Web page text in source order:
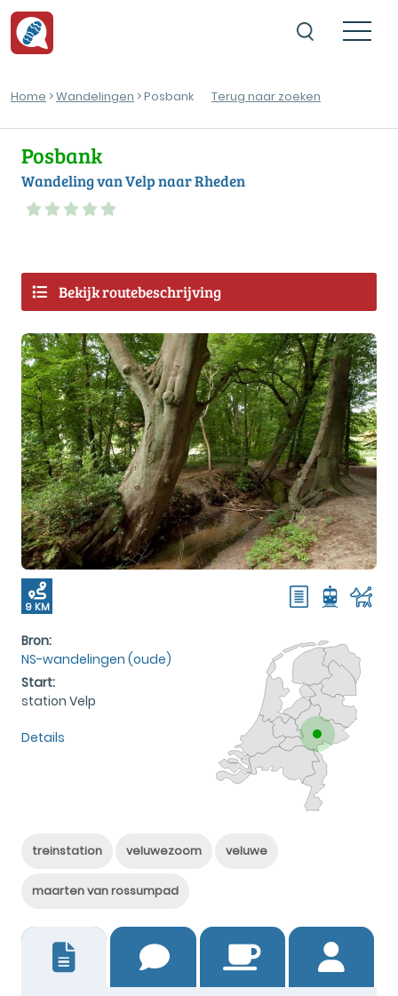
Home >Wandelingen > Posbank Terug naar zoeken
Posbank
Wandeling van Velp naar Rheden
Bekijk routebeschrijving
9 KM
Bron:
NS-wandelingen (oude)
Start:
station Velp
Details
treinstation veluwezoom veluwe
maarten van rossumpad